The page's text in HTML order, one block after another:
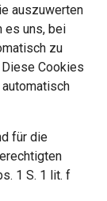
auszuwerten
es uns, bei
zu
Cookies
für die
1 S. 1 lit. f